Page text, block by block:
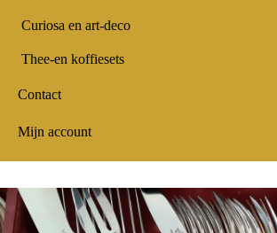
Curiosa en art-deco
Thee-en koffiesets
Contact
Mijn account